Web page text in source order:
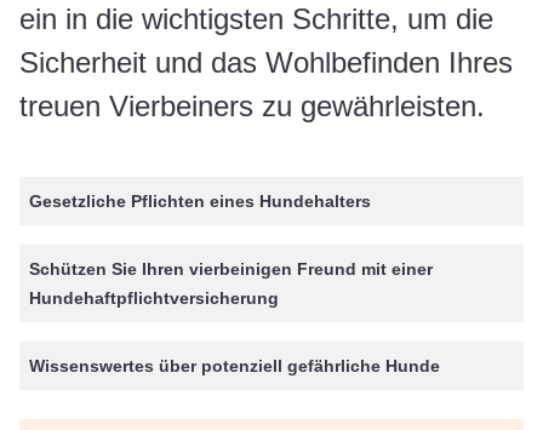
ein in die wichtigsten Schritte, um die
Sicherheit und das Wohlbefinden Ihres
treuen Vierbeiners zu gewährleisten.
Gesetzliche Pflichten eines Hundehalters
Schützen Sie Ihren vierbeinigen Freund mit einer
Hundehaftpflichtversicherung
Wissenswertes über potenziell gefährliche Hunde